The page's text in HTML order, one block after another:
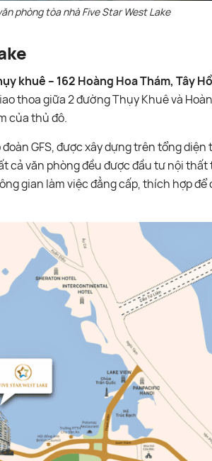
phòng tòa nhà Five Star West Lake
khuê – 162 Hoàng Hoa Thám, Tây
thoa giữa 2 đường Thụy Khuê và
của thủ đô.
GFS, được xây dựng trên tổng
cả văn phòng đều được đầu tư nội thất
gian làm việc đẳng cấp, thích hợp